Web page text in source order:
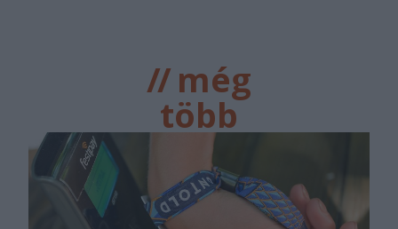
//még
több
főtér.ro